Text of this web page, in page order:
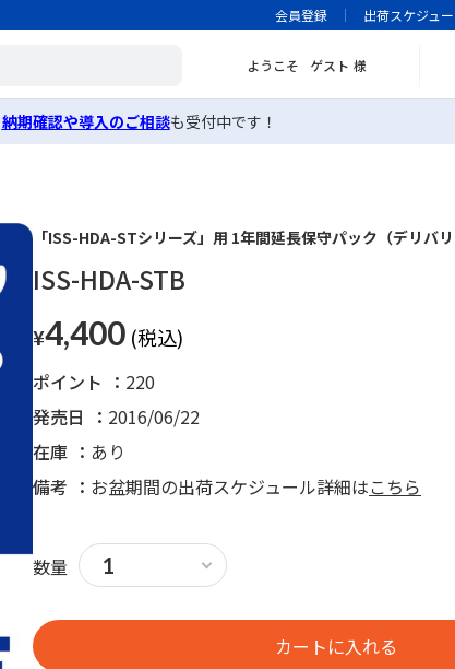
会員登録 出荷スケジュ
ようこそ ゲスト 様
納期確認や導入のご相談も受付中です！
「ISS-HDA-STシリーズ」用 1年間延長保守パック（デリバリ
ISS-HDA-STB
¥4,400
発売日 2016/06/22
ポイント 220
在庫
あり
備考
お盆期間の出荷スケジュール詳細はこちら
数量